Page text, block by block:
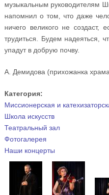
музыкальным руководителям
напомнил о том, что даже
ничего великого не создаст,
трудиться. Будем надеяться,
упадут в добрую почву.
А. Демидова (прихожанка
Категория:
Миссионерская и
Школа искусств
Театральный зал
Фотогалерея
Наши концерты